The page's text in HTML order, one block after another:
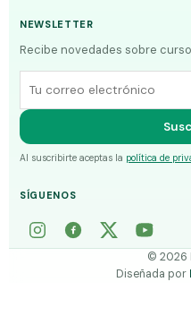
NEWSLETTER
Recibe novedades sobre
Al suscribirte aceptas la política de
SÍGUENOS
©2026
Diseñada por